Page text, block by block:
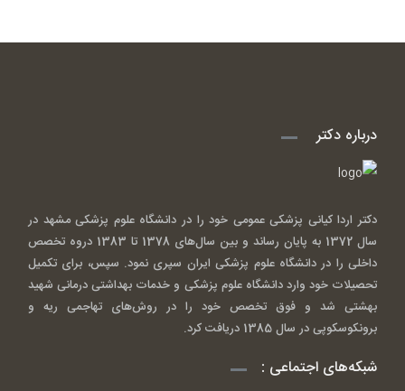
درباره دکتر
دکتر اردا کیانی پزشکی عمومی خود را در دانشگاه علوم پزشکی مشهد در
سال 1372 به پایان رساند و بین سال‌های 1378 تا 1383 دروه تخصص
داخلی را در دانشگاه علوم پزشکی ایران سپری نمود. سپس، برای تکمیل
تحصیلات خود وارد دانشگاه علوم پزشکی و خدمات بهداشتی درمانی شهید
بهشتی شد و فوق تخصص خود را در روش‌های تهاجمی ریه و
برونکوسکوپی در سال 1385 دریافت کرد.
شبکه‌های اجتماعی :